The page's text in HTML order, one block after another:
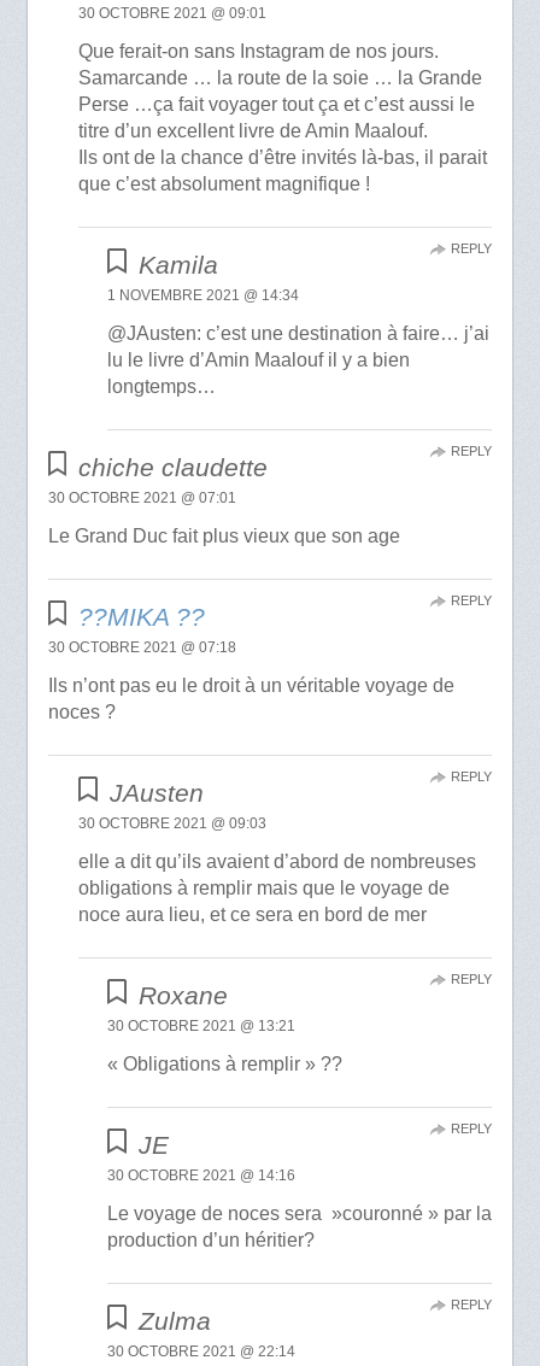
30 OCTOBRE 2021 @ 09:01
Que ferait-on sans Instagram de nos jours.
Samarcande … la route de la soie … la Grande
Perse …ça fait voyager tout ça et c’est aussi le
titre d’un excellent livre de Amin Maalouf.
Ils ont de la chance d’être invités là-bas, il parait
que c’est absolument magnifique !
Kamila
1 NOVEMBRE 2021 @ 14:34
@JAusten: c’est une destination à faire… j’ai
lu le livre d’Amin Maalouf il y a bien
longtemps…
REPLY
chiche claudette
30 OCTOBRE 2021 @ 07:01
Le Grand Duc fait plus vieux que son age
REPLY
??MIKA ??
30 OCTOBRE 2021 @ 07:18
Ils n’ont pas eu le droit à un véritable voyage de
noces ?
REPLY
JAusten
30 OCTOBRE 2021 @ 09:03
elle a dit qu’ils avaient d’abord de nombreuses
obligations à remplir mais que le voyage de
noce aura lieu, et ce sera en bord de mer
REPLY
Roxane
30 OCTOBRE 2021 @ 13:21
« Obligations à remplir » ??
REPLY
JE
30 OCTOBRE 2021 @ 14:16
Le voyage de noces sera »couronné » par la
production d’un héritier?
REPLY
Zulma
30 OCTOBRE 2021 @ 22:14
REPLY